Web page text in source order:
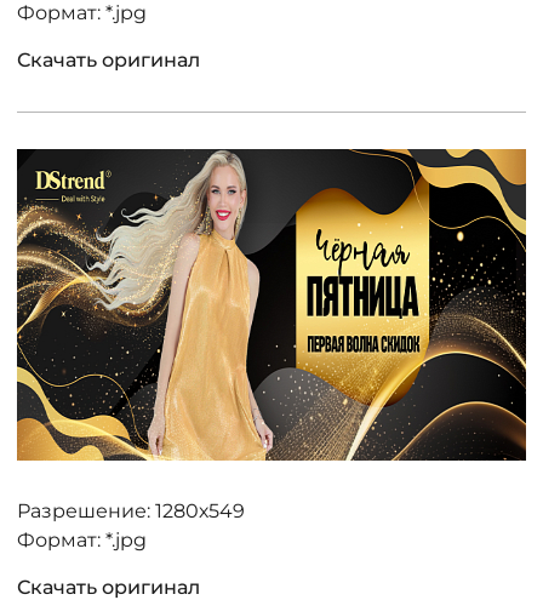
Формат: *.jpg
Скачать оригинал
Разрешение: 1280х549
Формат: *.jpg
Скачать оригинал